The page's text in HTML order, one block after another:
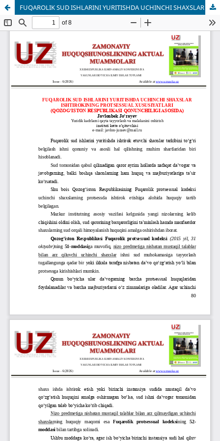
FUQAROLIK SUD ISHLARINI YURITISHDA UCHINCHI SHAXSLAR ISHTIROKINING PROTSESSUAL XUSUSIYATLARI (QOZOG‘ISTON RESPUBLIKASI QONUNCHILIGI ASOSIDA)